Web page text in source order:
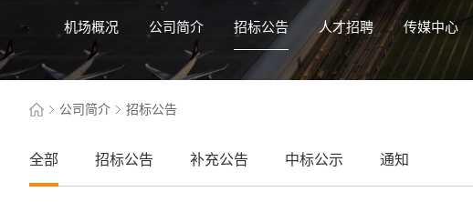
机场概况 公司简介 招标公告 人才招聘 传媒中心
公司简介 招标公告
全部 招标公告 补充公告 中标公示 通知